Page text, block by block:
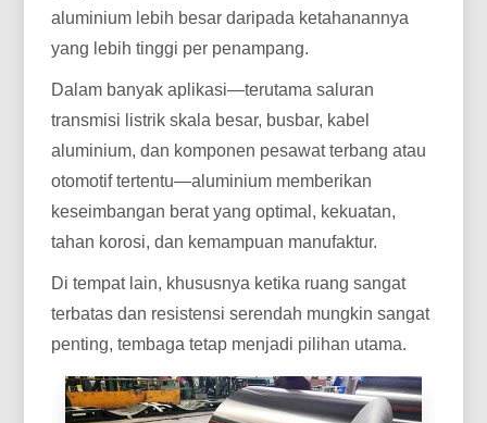
aluminium lebih besar daripada ketahanannya
yang lebih tinggi per penampang.
Dalam banyak aplikasi—terutama saluran
transmisi listrik skala besar, busbar, kabel
aluminium, dan komponen pesawat terbang atau
otomotif tertentu—aluminium memberikan
keseimbangan berat yang optimal, kekuatan,
tahan korosi, dan kemampuan manufaktur.
Di tempat lain, khususnya ketika ruang sangat
terbatas dan resistensi serendah mungkin sangat
penting, tembaga tetap menjadi pilihan utama.